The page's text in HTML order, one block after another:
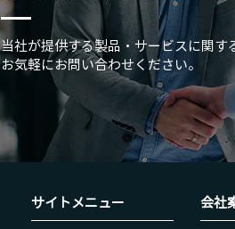
当社が提供する製品・サービスに関す
お気軽にお問い合わせください。
サイトメニュー 会社